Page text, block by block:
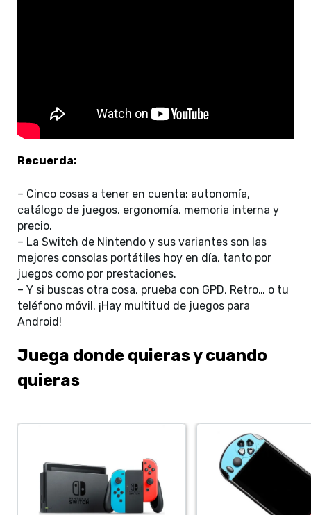
Recuerda:
– Cinco cosas a tener en cuenta: autonomía,
catálogo de juegos, ergonomía, memoria interna y
precio.
– La Switch de Nintendo y sus variantes son las
mejores consolas portátiles hoy en día, tanto por
juegos como por prestaciones.
– Y si buscas otra cosa, prueba con GPD, Retro… o tu
teléfono móvil. ¡Hay multitud de juegos para
Android!
Juega donde quieras y cuando
quieras